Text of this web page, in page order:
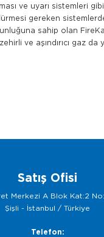
ve uyarı sistemleri
gereken sistemlerde
sahip olan
ve aşındırıcı gaz da
Satış Ofisi
Merkezi A Blok Kat:2
Şişli - İstanbul / Türkiye
Telefon: